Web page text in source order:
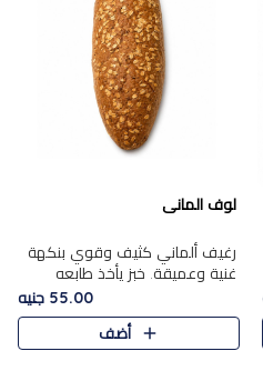
لوف المانى
رغيف ألماني كثيف وقوي بنكهة
غنية وعميقة. خبز يأخذ طابعه
55.00 جنيه
أضف